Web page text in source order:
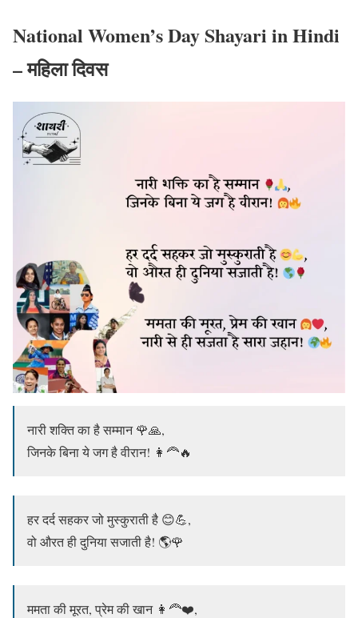
National Women’s Day Shayari in Hindi
– महिला दिवस
नारी शक्ति का है सम्मान 🌹🙏,
जिनके बिना ये जग है वीरान! 👩‍🦰🔥
हर दर्द सहकर जो मुस्कुराती है 😊💪,
वो औरत ही दुनिया सजाती है! 🌎🌹
ममता की मूरत, प्रेम की खान 👩‍🦰❤️,